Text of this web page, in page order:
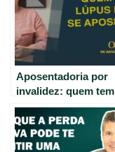
Aposentadoria por
invalidez: quem tem
lúpus pode se
beneficiar? (58
caracteres)